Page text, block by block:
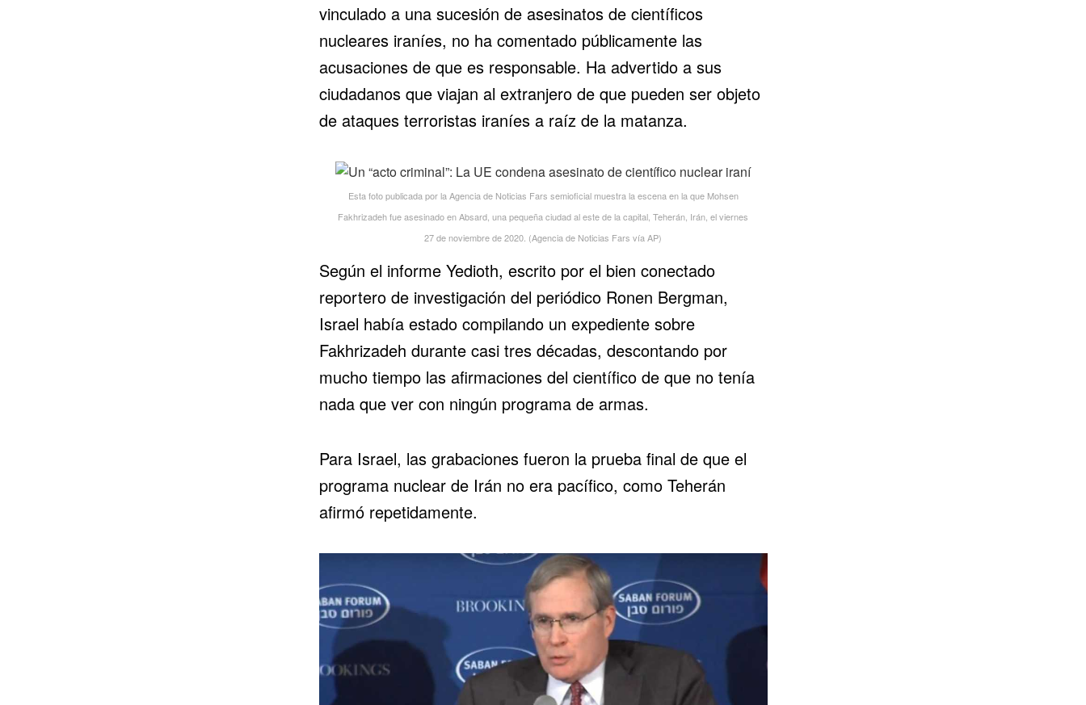
vinculado a una sucesión de asesinatos de científicos
nucleares iraníes, no ha comentado públicamente las
acusaciones de que es responsable. Ha advertido a sus
ciudadanos que viajan al extranjero de que pueden ser objeto
de ataques terroristas iraníes a raíz de la matanza.
Esta foto publicada por la Agencia de Noticias Fars semioficial muestra la escena en la que Mohsen
Fakhrizadeh fue asesinado en Absard, una pequeña ciudad al este de la capital, Teherán, Irán, el viernes
27 de noviembre de 2020. (Agencia de Noticias Fars vía AP)
Según el informe Yedioth, escrito por el bien conectado
reportero de investigación del periódico Ronen Bergman,
Israel había estado compilando un expediente sobre
Fakhrizadeh durante casi tres décadas, descontando por
mucho tiempo las afirmaciones del científico de que no tenía
nada que ver con ningún programa de armas.
Para Israel, las grabaciones fueron la prueba final de que el
programa nuclear de Irán no era pacífico, como Teherán
afirmó repetidamente.